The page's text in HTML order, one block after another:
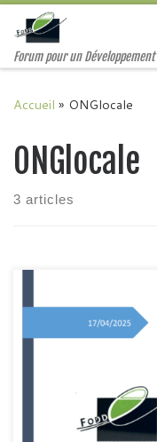
Passer au contenu
Forum pour un Développement
Accueil » ONGlocale
ONGlocale
3 articles
Au début de l’exercice
productionagricole,
protection de l’enfant
la Casamance